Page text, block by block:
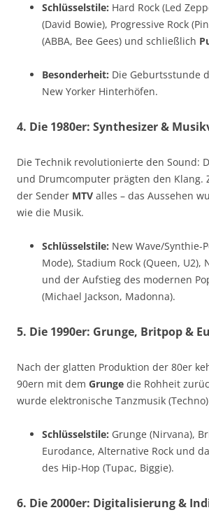
Schlüsselstile: Hard Rock (Led
(David Bowie), Progressive Rock
(ABBA, Bee Gees) und schließlich
Besonderheit: Die Geburtsstunde
New Yorker Hinterhöfen.
4. Die 1980er: Synthesizer &
Die Technik revolutionierte den Sound:
und Drumcomputer prägten den Klang.
der Sender MTV alles – das Aussehen
wie die Musik.
Schlüsselstile: New Wave/Synthie-
Mode), Stadium Rock (Queen, U2),
und der Aufstieg des modernen
(Michael Jackson, Madonna).
5. Die 1990er: Grunge, Britpop &
Nach der glatten Produktion der 80er
90ern mit dem Grunge die Rohheit
wurde elektronische Tanzmusik
Schlüsselstile: Grunge (Nirvana),
Eurodance, Alternative Rock und
des Hip-Hop (Tupac, Biggie).
6. Die 2000er: Digitalisierung &